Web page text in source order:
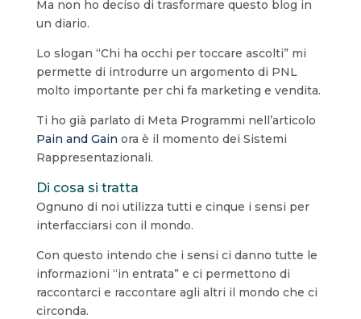
Ma non ho deciso di trasformare questo blog in
un diario.
Lo slogan “Chi ha occhi per toccare ascolti” mi
permette di introdurre un argomento di PNL
molto importante per chi fa marketing e vendita.
Ti ho già parlato di Meta Programmi nell’articolo
Pain and Gain ora è il momento dei Sistemi
Rappresentazionali.
Di cosa si tratta
Ognuno di noi utilizza tutti e cinque i sensi per
interfacciarsi con il mondo.
Con questo intendo che i sensi ci danno tutte le
informazioni “in entrata” e ci permettono di
raccontarci e raccontare agli altri il mondo che ci
circonda.